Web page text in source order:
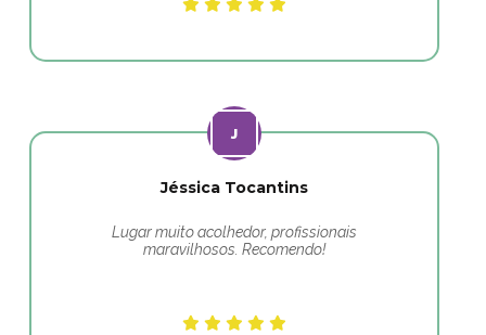
Jéssica Tocantins
Lugar muito acolhedor, profissionais
maravilhosos. Recomendo!